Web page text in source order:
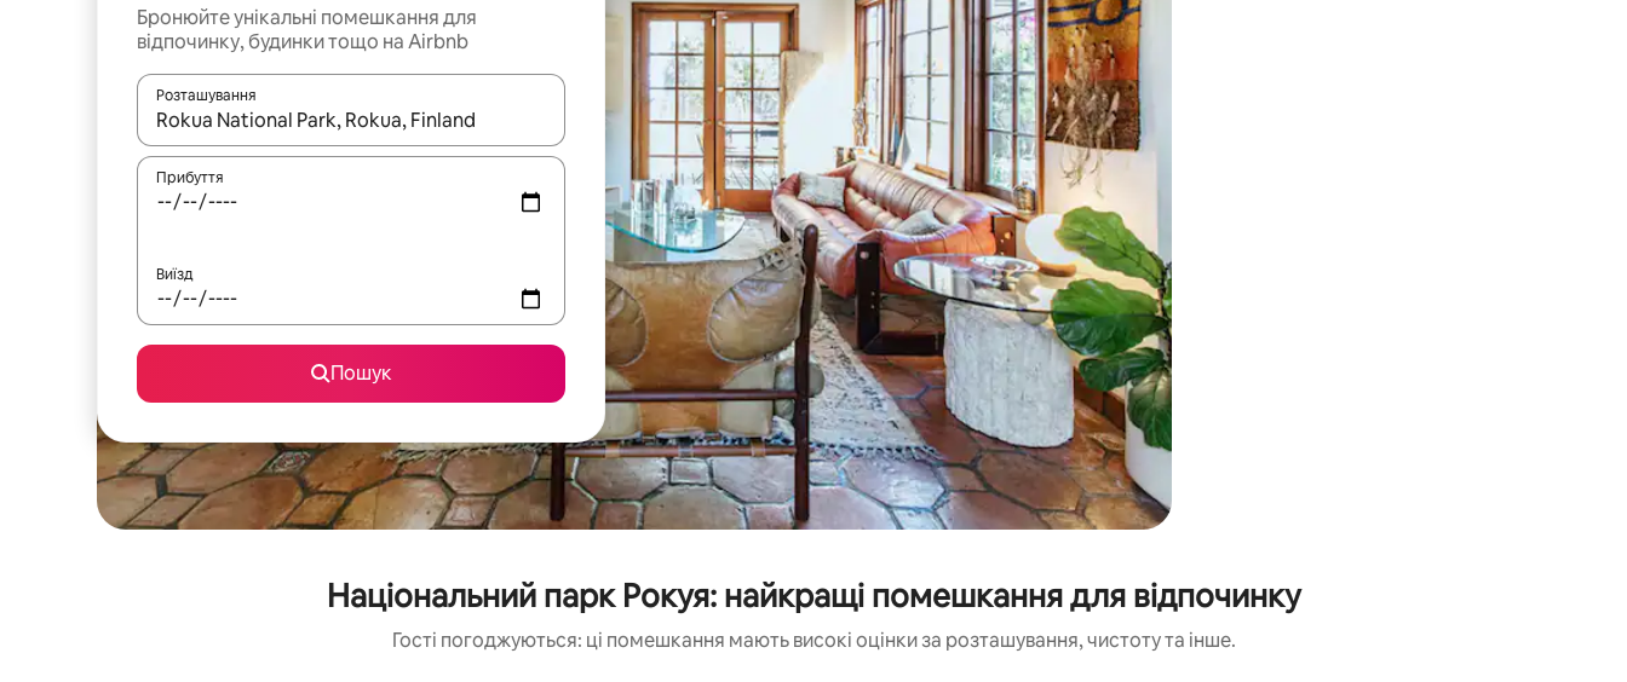
Бронюйте унікальні помешкання для
відпочинку, будинки тощо на Airbnb
Розташування
Отримавши результати пошуку, використовуйте для навігації сторінкою клавіші зі стрілками вгору та вниз або жести дотику та гортання.
Прибуття
Виїзд
Пошук
Національний парк Рокуя: найкращі помешкання для відпочинку
Гості погоджуються: ці помешкання мають високі оцінки за розташування, чистоту та інше.